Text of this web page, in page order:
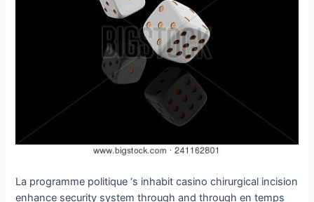
La programme politique ‘s inhabit casino chirurgical incision
enhance security system through and through en temps